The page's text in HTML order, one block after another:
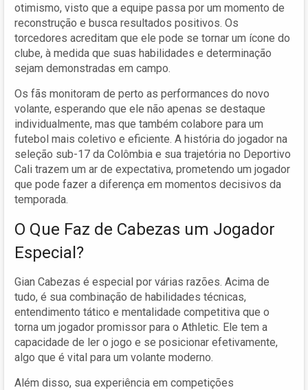
otimismo, visto que a equipe passa por um momento de
reconstrução e busca resultados positivos. Os
torcedores acreditam que ele pode se tornar um ícone do
clube, à medida que suas habilidades e determinação
sejam demonstradas em campo.
Os fãs monitoram de perto as performances do novo
volante, esperando que ele não apenas se destaque
individualmente, mas que também colabore para um
futebol mais coletivo e eficiente. A história do jogador na
seleção sub-17 da Colômbia e sua trajetória no Deportivo
Cali trazem um ar de expectativa, prometendo um jogador
que pode fazer a diferença em momentos decisivos da
temporada.
O Que Faz de Cabezas um Jogador
Especial?
Gian Cabezas é especial por várias razões. Acima de
tudo, é sua combinação de habilidades técnicas,
entendimento tático e mentalidade competitiva que o
torna um jogador promissor para o Athletic. Ele tem a
capacidade de ler o jogo e se posicionar efetivamente,
algo que é vital para um volante moderno.
Além disso, sua experiência em competições